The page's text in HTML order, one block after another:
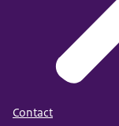
Contact